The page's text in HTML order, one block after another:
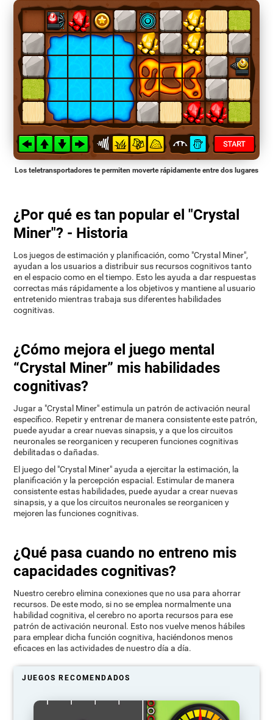
Los teletransportadores te permiten moverte rápidamente entre dos lugares
¿Por qué es tan popular el "Crystal
Miner"? - Historia
Los juegos de estimación y planificación, como "Crystal Miner",
ayudan a los usuarios a distribuir sus recursos cognitivos tanto
en el espacio como en el tiempo. Esto les ayuda a dar respuestas
correctas más rápidamente a los objetivos y mantiene al usuario
entretenido mientras trabaja sus diferentes habilidades
cognitivas.
¿Cómo mejora el juego mental
“Crystal Miner” mis habilidades
cognitivas?
Jugar a "Crystal Miner" estimula un patrón de activación neural
específico. Repetir y entrenar de manera consistente este patrón,
puede ayudar a crear nuevas sinapsis, y a que los circuitos
neuronales se reorganicen y recuperen funciones cognitivas
debilitadas o dañadas.
El juego del "Crystal Miner" ayuda a ejercitar la estimación, la
planificación y la percepción espacial. Estimular de manera
consistente estas habilidades, puede ayudar a crear nuevas
sinapsis, y a que los circuitos neuronales se reorganicen y
mejoren las funciones cognitivas.
¿Qué pasa cuando no entreno mis
capacidades cognitivas?
Nuestro cerebro elimina conexiones que no usa para ahorrar
recursos. De este modo, si no se emplea normalmente una
habilidad cognitiva, el cerebro no aporta recursos para ese
patrón de activación neuronal. Esto nos vuelve menos hábiles
para emplear dicha función cognitiva, haciéndonos menos
eficaces en las actividades de nuestro día a día.
JUEGOS RECOMENDADOS